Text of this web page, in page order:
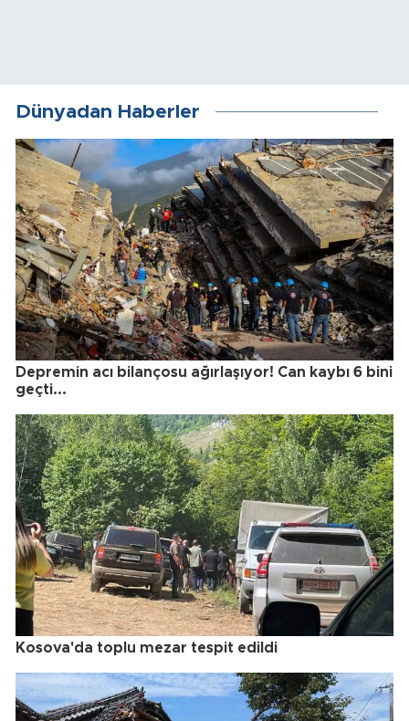
Dünyadan Haberler
Depremin acı bilançosu ağırlaşıyor! Can kaybı 6 bini
geçti...
Kosova'da toplu mezar tespit edildi